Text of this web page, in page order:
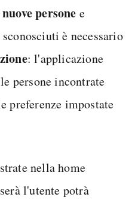
persone e
è necessario
: l'applicazione
persone incontrate
preferenze impostate
nella home
l'utente potrà